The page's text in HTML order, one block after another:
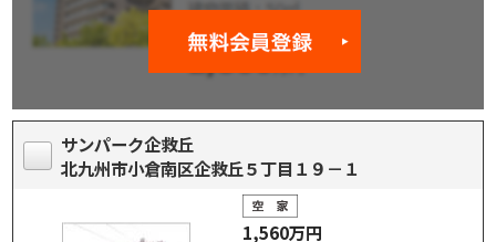
サンパーク企救丘
北九州市小倉南区企救丘５丁目１９－１
1,560万円